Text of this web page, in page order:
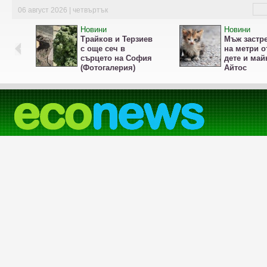
06 август 2026 | четвъртък
Новини
Трайков и Терзиев
с още сеч в
сърцето на София
(Фотогалерия)
Новини
Мъж
на метри
дете и
Айтос